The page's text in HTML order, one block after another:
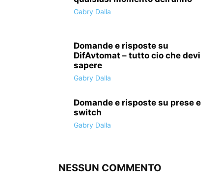
Gabry Dalla
Domande e risposte su
DifAvtomat – tutto cio che devi
sapere
Gabry Dalla
Domande e risposte su prese e
switch
Gabry Dalla
NESSUN COMMENTO